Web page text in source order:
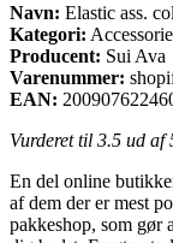
Navn: Elastic ass.
Kategori:
Producent: Sui Ava
Varenummer:
EAN:
Vurderet til 3.5 ud af
En del online
af dem der er mest
pakkeshop, som gør